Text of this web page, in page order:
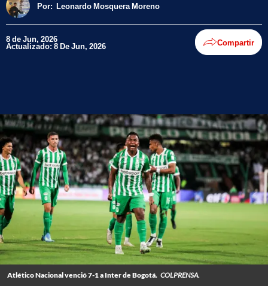
Por: Leonardo Mosquera Moreno
8 de Jun, 2026
Actualizado: 8 De Jun, 2026 Compartir
Atlético Nacional venció 7-1 a Inter de Bogotá. COLPRENSA.